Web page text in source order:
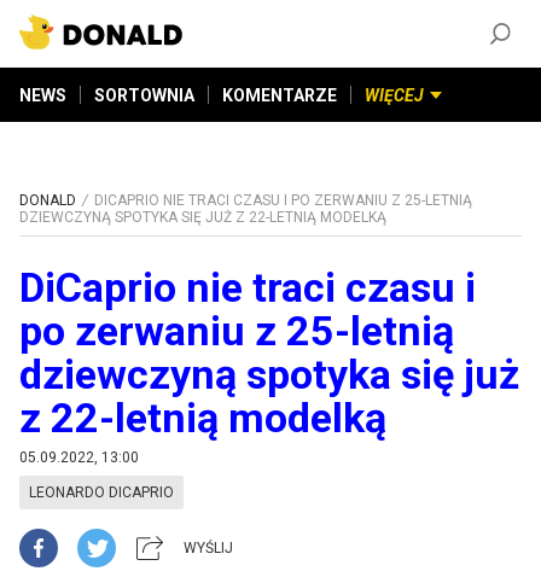
NEWS SORTOWNIA KOMENTARZE WIĘCEJ
DONALD
DICAPRIO NIE TRACI CZASU I PO ZERWANIU Z 25-LETNIĄ
DZIEWCZYNĄ SPOTYKA SIĘ JUŻ Z 22-LETNIĄ MODELKĄ
DiCaprio nie traci czasu i
po zerwaniu z 25-letnią
dziewczyną spotyka się już
z 22-letnią modelką
05.09.2022, 13:00
LEONARDO DICAPRIO
WYŚLIJ